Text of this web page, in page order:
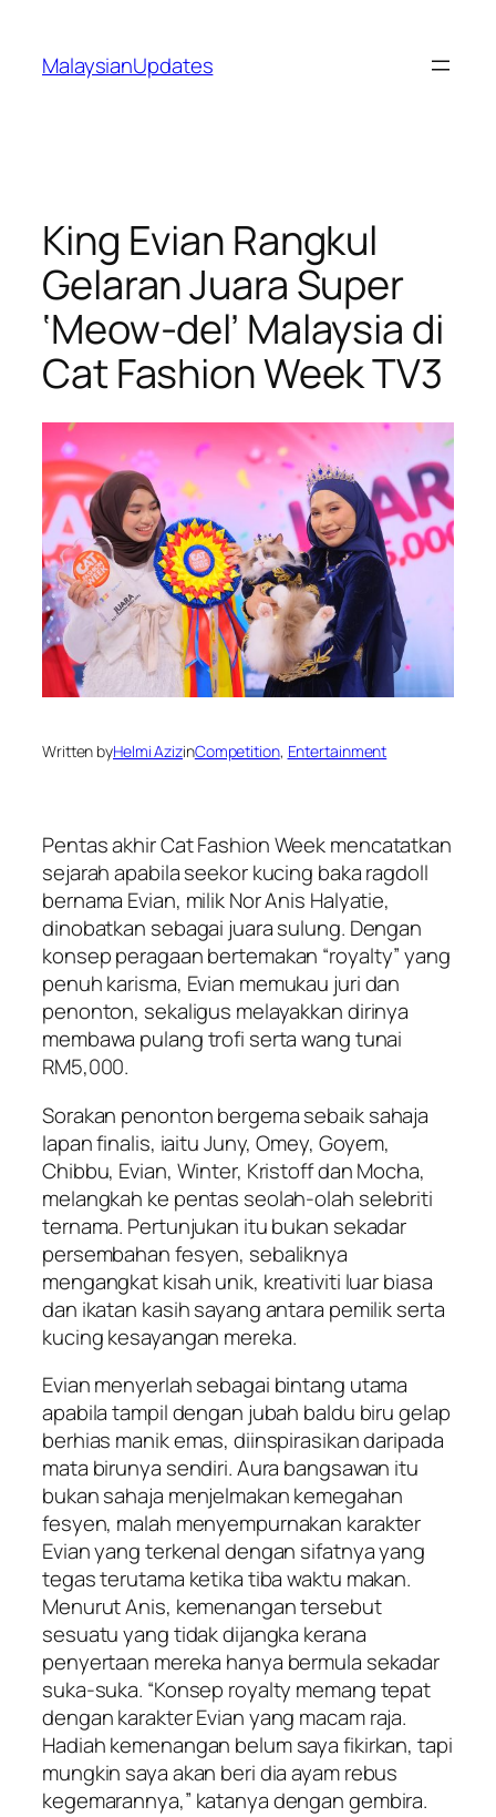
content
MalaysianUpdates
King Evian Rangkul
Gelaran Juara Super
‘Meow-del’ Malaysia di
Cat Fashion Week TV3
Written byHelmi AzizinCompetition, Entertainment
Pentas akhirCat Fashion Weekmencatatkan
sejarah apabila seekor kucing baka ragdoll
bernama Evian, milik Nor Anis Halyatie,
dinobatkan sebagai juara sulung. Dengan
konsep peragaan bertemakan “royalty” yang
penuh karisma, Evian memukau juri dan
penonton, sekaligus melayakkan dirinya
membawa pulang trofi serta wang tunai
RM5,000.
Sorakan penonton bergema sebaik sahaja
lapan finalis, iaitu Juny, Omey, Goyem,
Chibbu, Evian, Winter, Kristoff dan Mocha,
melangkah ke pentas seolah-olah selebriti
ternama. Pertunjukan itu bukan sekadar
persembahan fesyen, sebaliknya
mengangkat kisah unik, kreativiti luar biasa
dan ikatan kasih sayang antara pemilik serta
kucing kesayangan mereka.
Evian menyerlah sebagai bintang utama
apabila tampil dengan jubah baldu biru gelap
berhias manik emas, diinspirasikan daripada
mata birunya sendiri. Aura bangsawan itu
bukan sahaja menjelmakan kemegahan
fesyen, malah menyempurnakan karakter
Evian yang terkenal dengan sifatnya yang
tegas terutama ketika tiba waktu makan.
Menurut Anis, kemenangan tersebut
sesuatu yang tidak dijangka kerana
penyertaan mereka hanya bermula sekadar
suka-suka. “Konsep royalty memang tepat
dengan karakter Evian yang macam raja.
Hadiah kemenangan belum saya fikirkan, tapi
mungkin saya akan beri dia ayam rebus
kegemarannya,” katanya dengan gembira.